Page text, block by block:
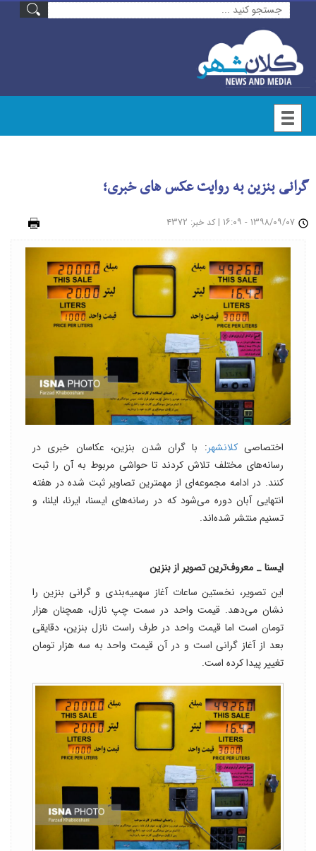
گرانی بنزین به روایت عکس های خبری؛
| کد خبر: ۴۳۷۲
اختصاصیکلانشهر: با گران شدن بنزین، عکاسان خبری در
رسانه‌های مختلف تلاش کردند تا حواشی مربوط به آن را ثبت
کنند. در ادامه مجموعه‌ای از مهمترین تصاویر ثبت شده در هفته
انتهایی آبان دوره می‌شود که در رسانه‌های ایسنا، ایرنا، ایلنا، و
تسنیم منتشر شده‌اند.
ایسنا _ معروف‌ترین تصویر از بنزین
این تصویر، نخستین ساعات آغاز سهمیه‌بندی و گرانی بنزین را
نشان می‌دهد. قیمت واحد در سمت چپ نازل، همچنان هزار
تومان است اما قیمت واحد در طرف راست نازل بنزین، دقایقی
بعد از آغاز گرانی است و در آن قیمت واحد به سه هزار تومان
تغییر پیدا کرده است.